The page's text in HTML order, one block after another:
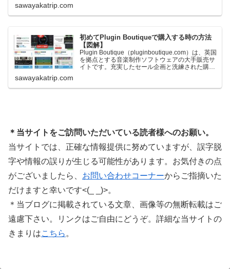
ます。＊無料配布終了予定日：日本時間：
sawayakatrip.com
初めてPlugin Boutiqueで購入する時の方法
【図解】
Plugin Boutique（pluginboutique.com）は、英国
を拠点とする音楽制作ソフトウェアの大手販売サ
イトです。充実したセール企画と洗練された購入
に知っておきたいこと価格表示に…
sawayakatrip.com
＊当サイトをご訪問いただいている読者様へのお願い。
当サイトでは、正確な情報提供に努めていますが、誤字脱
字や情報の誤りが生じる可能性があります。お気付きの点
がございましたら、 お問い合わせコーナーからご指摘いた
だけますと幸いです<(_ _)>。
＊当ブログに掲載されている文章、画像等の無断転載はご
遠慮下さい。リンクはご自由にどうぞ。詳細な当サイトの
きまりはこちら 。